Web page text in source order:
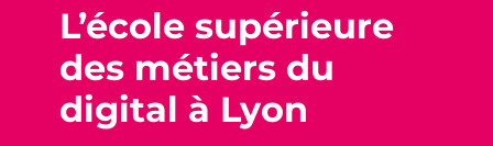
L’école supérieure
des métiers du
digital à Lyon